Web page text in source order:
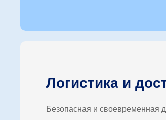
Логистика и
Безопасная и своевременная